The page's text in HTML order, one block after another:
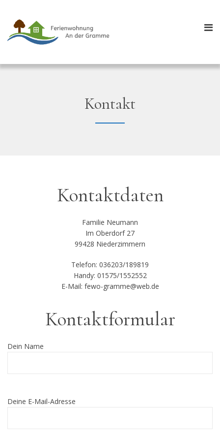
Kontakt
Kontaktdaten
Familie Neumann
Im Oberdorf 27
99428 Niederzimmern
Telefon: 036203/189819
Handy: 01575/1552552
E-Mail: fewo-gramme@web.de
Kontaktformular
Dein Name
Deine E-Mail-Adresse